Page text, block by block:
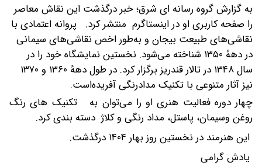
به گزارش گروه رسانه ای شرق؛ خبر درگذشت این نقاش معاصر
را صفحه کاربری او در اینستاگرم منتشر کرد. پروانه اعتمادی با
نقاشی‌های طبیعت بیجان و به‌طور اخص نقاشی‌های سیمانی
در دههٔ ۱۳۵۰ شناخته می‌شود. نخستین نمایشگاه خود را در
سال ۱۳۴۸ در تالار قندریز برگزار کرد. در طول دههٔ ۱۳۶۰ و ۱۳۷۰
نیز آثار متنوعی با تکنیک مدادرنگی آفریده‌است.
چهار دوره فعالیت هنری او را می‌توان به تکنیک های رنگ
روغن و‌سیمان، پاستل، مداد رنگی و کلاژ دسته بندی کرد.
این هنرمند در نخستین روز بهار ۱۴۰۴ درگذشت.
یادش گرامی